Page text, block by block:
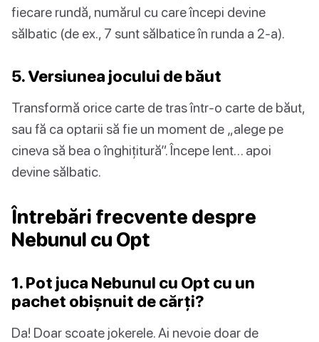
fiecare rundă, numărul cu care începi devine
sălbatic (de ex., 7 sunt sălbatice în runda a 2-a).
5. Versiunea jocului de băut
Transformă orice carte de tras într-o carte de băut,
sau fă ca optarii să fie un moment de „alege pe
cineva să bea o înghițitură”. Începe lent… apoi
devine sălbatic.
Întrebări frecvente despre
Nebunul cu Opt
1. Pot juca Nebunul cu Opt cu un
pachet obișnuit de cărți?
Da! Doar scoate jokerele. Ai nevoie doar de